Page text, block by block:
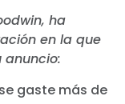
ha
en la que
anuncio:
gaste más de